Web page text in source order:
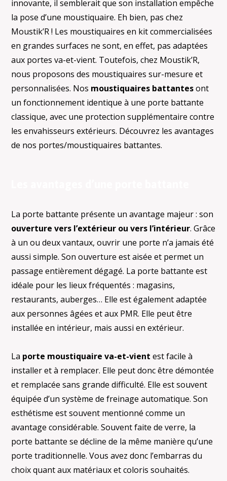
innovante, il semblerait que son installation empêche
la pose d’une moustiquaire. Eh bien, pas chez
Moustik’R ! Les moustiquaires en kit commercialisées
en grandes surfaces ne sont, en effet, pas adaptées
aux portes va-et-vient. Toutefois, chez Moustik’R,
nous proposons des moustiquaires sur-mesure et
personnalisées. Nos moustiquaires battantesont
un fonctionnement identique à une porte battante
classique, avec une protection supplémentaire contre
les envahisseurs extérieurs. Découvrez les avantages
de nos portes/moustiquaires battantes.
La porte battante présente un avantage majeur : son
ouverture vers l’extérieur ou vers l’intérieur. Grâce
à un ou deux vantaux, ouvrir une porte n’a jamais été
aussi simple. Son ouverture est aisée et permet un
passage entièrement dégagé. La porte battante est
idéale pour les lieux fréquentés : magasins,
restaurants, auberges… Elle est également adaptée
aux personnes âgées et aux PMR. Elle peut être
installée en intérieur, mais aussi en extérieur.
La porte moustiquaire va-et-vient est facile à
installer et à remplacer. Elle peut donc être démontée
et remplacée sans grande difficulté. Elle est souvent
équipée d’un système de freinage automatique. Son
esthétisme est souvent mentionné comme un
avantage considérable. Souvent faite de verre, la
porte battante se décline de la même manière qu’une
porte traditionnelle. Vous avez donc l’embarras du
choix quant aux matériaux et coloris souhaités.